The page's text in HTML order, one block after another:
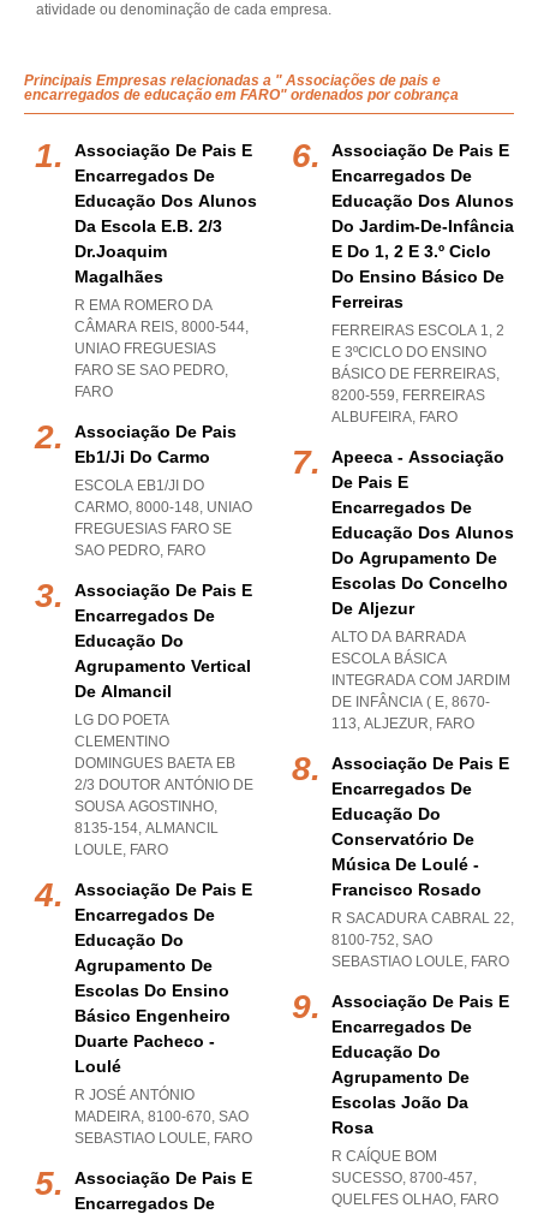
atividade ou denominação de cada empresa.
Principais Empresas relacionadas a " Associações de pais e
encarregados de educação em FARO" ordenados por cobrança
Associação De Pais E
Encarregados De
Educação Dos Alunos
Da Escola E.b. 2/3
Dr.joaquim
Magalhães
R EMA ROMERO DA
CÂMARA REIS, 8000-544,
UNIAO FREGUESIAS
FARO SE SAO PEDRO,
FARO
Associação De Pais
Eb1/ji Do Carmo
ESCOLA EB1/JI DO
CARMO, 8000-148, UNIAO
FREGUESIAS FARO SE
SAO PEDRO, FARO
Associação De Pais E
Encarregados De
Educação Do
Agrupamento Vertical
De Almancil
LG DO POETA
CLEMENTINO
DOMINGUES BAETA EB
2/3 DOUTOR ANTÓNIO DE
SOUSA AGOSTINHO,
8135-154, ALMANCIL
LOULE, FARO
Associação De Pais E
Encarregados De
Educação Do
Agrupamento De
Escolas Do Ensino
Básico Engenheiro
Duarte Pacheco -
Loulé
R JOSÉ ANTÓNIO
MADEIRA, 8100-670, SAO
SEBASTIAO LOULE, FARO
Associação De Pais E
Encarregados De
Associação De Pais E
Encarregados De
Educação Dos Alunos
Do Jardim-De-Infância
E Do 1, 2 E 3.º Ciclo
Do Ensino Básico De
Ferreiras
FERREIRAS ESCOLA 1, 2
E 3ºCICLO DO ENSINO
BÁSICO DE FERREIRAS,
8200-559, FERREIRAS
ALBUFEIRA, FARO
Apeeca - Associação
De Pais E
Encarregados De
Educação Dos Alunos
Do Agrupamento De
Escolas Do Concelho
De Aljezur
ALTO DA BARRADA
ESCOLA BÁSICA
INTEGRADA COM JARDIM
DE INFÂNCIA ( E, 8670-
113, ALJEZUR, FARO
Associação De Pais E
Encarregados De
Educação Do
Conservatório De
Música De Loulé -
Francisco Rosado
R SACADURA CABRAL 22,
8100-752, SAO
SEBASTIAO LOULE, FARO
Associação De Pais E
Encarregados De
Educação Do
Agrupamento De
Escolas João Da
Rosa
R CAÍQUE BOM
SUCESSO, 8700-457,
QUELFES OLHAO, FARO